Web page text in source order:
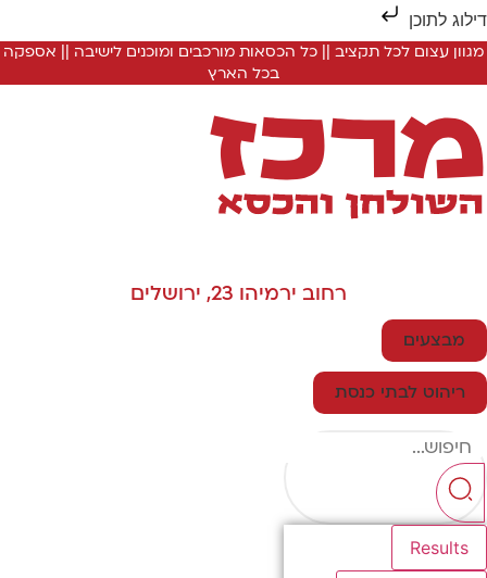
לתוכן
מגוון עצום לכל תקציב || כל הכסאות מורכבים ומוכנים לישיבה || אספקה
בכל הארץ
רחוב ירמיהו 23, ירושלים
מבצעים
ריהוט לבתי כנסת
Results